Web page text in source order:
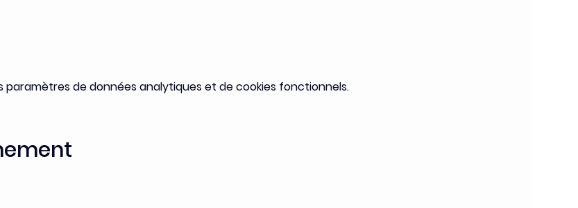
paramètres de données analytiques et de cookies fonctionnels.